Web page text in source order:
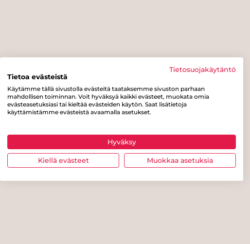
Tietosuojakäytäntö
Tietoa evästeistä
Käytämme tällä sivustolla evästeitä taataksemme sivuston parhaan
mahdollisen toiminnan. Voit hyväksyä kaikki evästeet, muokata omia
evästeasetuksiasi tai kieltää evästeiden käytön. Saat lisätietoja
käyttämistämme evästeistä avaamalla asetukset.
Hyväksy
Kiellä evästeet Muokkaa asetuksia